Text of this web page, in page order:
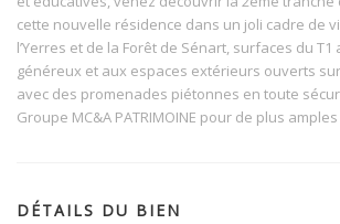
cette nouvelle résidence dans un joli cadre de
l’Yerres et de la Forêt de Sénart, surfaces du T1
généreux et aux espaces extérieurs ouverts
avec des promenades piétonnes en toute
Groupe MC&A PATRIMOINE pour de plus
DÉTAILS DU BIEN